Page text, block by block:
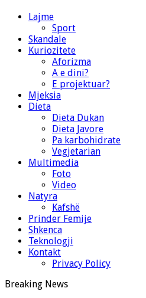
Lajme
Sport
Skandale
Kuriozitete
Aforizma
A e dini?
E projektuar?
Mjeksia
Dieta
Dieta Dukan
Dieta Javore
Pa karbohidrate
Vegjetarian
Multimedia
Foto
Video
Natyra
Kafshë
Prinder Femije
Shkenca
Teknologji
Kontakt
Privacy Policy
Breaking News